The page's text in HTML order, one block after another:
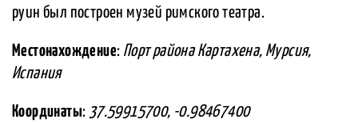
руин был построен музей римского театра.
Местонахождение: Порт района Картахена, Мурсия,
Испания
Координаты: 37.59915700, -0.98467400